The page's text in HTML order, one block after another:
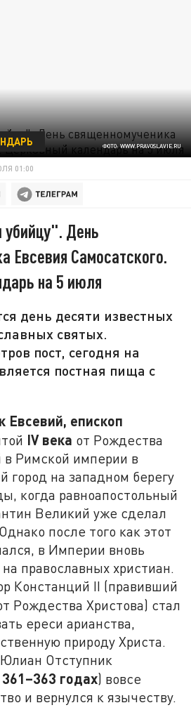
ФОТО: WWW.PRAVOSLAVIE.RU
01:00
убийцу". День
Евсевия Самосатского.
на 5 июля
день десяти известных
святых.
пост, сегодня на
постная пища с
Евсевий, епископ
IVвека от Рождества
Римской империи в
город на западном берегу
когда равноапостольный
Великий уже сделал
после того как этот
в Империи вновь
православных христиан.
Констанций II (правивший
Рождества Христова) стал
ереси арианства,
природу Христа.
Отступник
361–363 годах) вовсе
и вернулся к язычеству.